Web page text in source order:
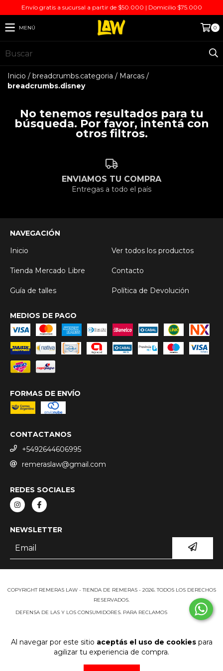
Al navegar por este sitio aceptás el uso de cookiespara
agilizar tu experiencia de compra.
Envío gratis a sucursal a partir de $50.000 | Domicilio $75.000
MENÚ 0
Inicio / breadcrumbs.categoria / Marcas /
breadcrumbs.disney
No tenemos resultados para tu
búsqueda. Por favor, intentá con
otros filtros.
ENVIAMOS TU COMPRA
Entregas a todo el país
NAVEGACIÓN
Inicio
Ver todos los productos
Tienda Mercado Libre Contacto
Guía de talles Política de Devolución
MEDIOS DE PAGO
FORMAS DE ENVÍO
CONTACTANOS
+5492644606995
remeraslaw@gmail.com
REDES SOCIALES
NEWSLETTER
COPYRIGHT REMERAS LAW - TIENDA DE REMERAS - 2026. TODOS LOS DERECHOS
RESERVADOS.
DEFENSA DE LAS Y LOS CONSUMIDORES. PARA RECLAMOS
INGRESÁ ACÁ.